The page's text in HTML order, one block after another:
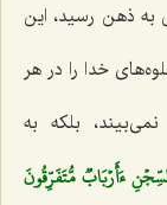
به ذهن رسید، این
خدا را در هر
بلکه به
ءَأَرۡبَابٞ مُّتَفَرِّقُونَ